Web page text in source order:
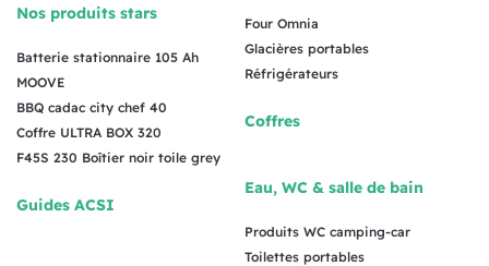
Nos produits stars
Batterie stationnaire 105 Ah
MOOVE
BBQ cadac city chef 40
Coffre ULTRA BOX 320
F45S 230 Boîtier noir toile grey
Guides ACSI
Four Omnia
Glacières portables
Réfrigérateurs
Coffres
Eau, WC & salle de bain
Produits WC camping-car
Toilettes portables